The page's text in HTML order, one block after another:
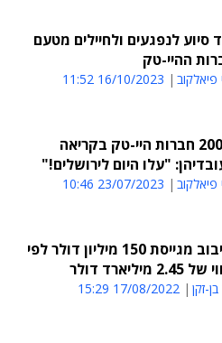
סיוע לנפגעים ולחיילים מטעם
ההיי-טק
פיאלקוב 16/10/2023 11:52
כ-200 חברות היי-טק בקריאה
"עלו היום לירושלים!"
פיאלקוב 23/07/2023 10:46
הייבוב מגייסת 150 מיליון דולר לפי
מיליארד דולר
בן-זקן 17/08/2022 15:29